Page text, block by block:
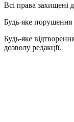
Всі права захищені
Будь-яке порушення
Будь-яке
дозволу редакції.